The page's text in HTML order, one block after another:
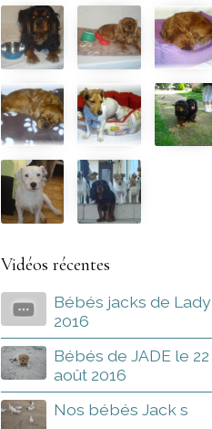
Vidéos récentes
Bébés jacks de Lady
2016
Bébés de JADE le 22
août 2016
Nos bébés Jack s